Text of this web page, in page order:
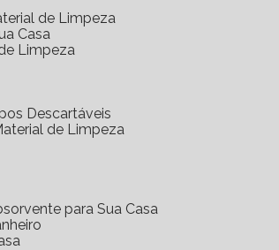
de Limpeza
Casa
Limpeza
Descartáveis
de Limpeza
para Sua Casa